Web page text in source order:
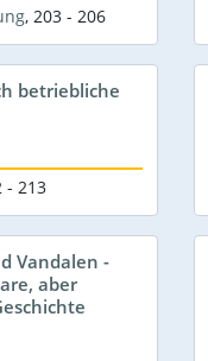
, 203 - 206
betriebliche
- 213
Vandalen -
aber